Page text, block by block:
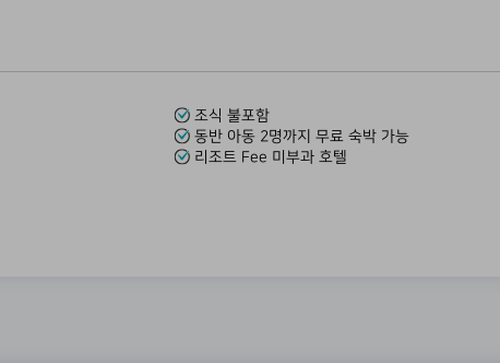
조식 불포함
동반 아동 2명까지 무료 숙박 가능
리조트 Fee 미부과 호텔